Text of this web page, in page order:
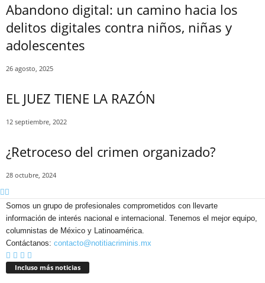
Abandono digital: un camino hacia los
delitos digitales contra niños, niñas y
adolescentes
26 agosto, 2025
EL JUEZ TIENE LA RAZÓN
12 septiembre, 2022
¿Retroceso del crimen organizado?
28 octubre, 2024
Somos un grupo de profesionales comprometidos con llevarte
información de interés nacional e internacional. Tenemos el mejor equipo,
columnistas de México y Latinoamérica.
Contáctanos: contacto@notitiacriminis.mx
Incluso más noticias